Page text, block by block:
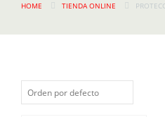
HOME TIENDA ONLINE